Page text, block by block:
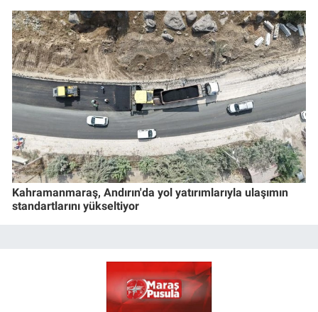
Kahramanmaraş, Andırın'da yol yatırımlarıyla ulaşımın
standartlarını yükseltiyor